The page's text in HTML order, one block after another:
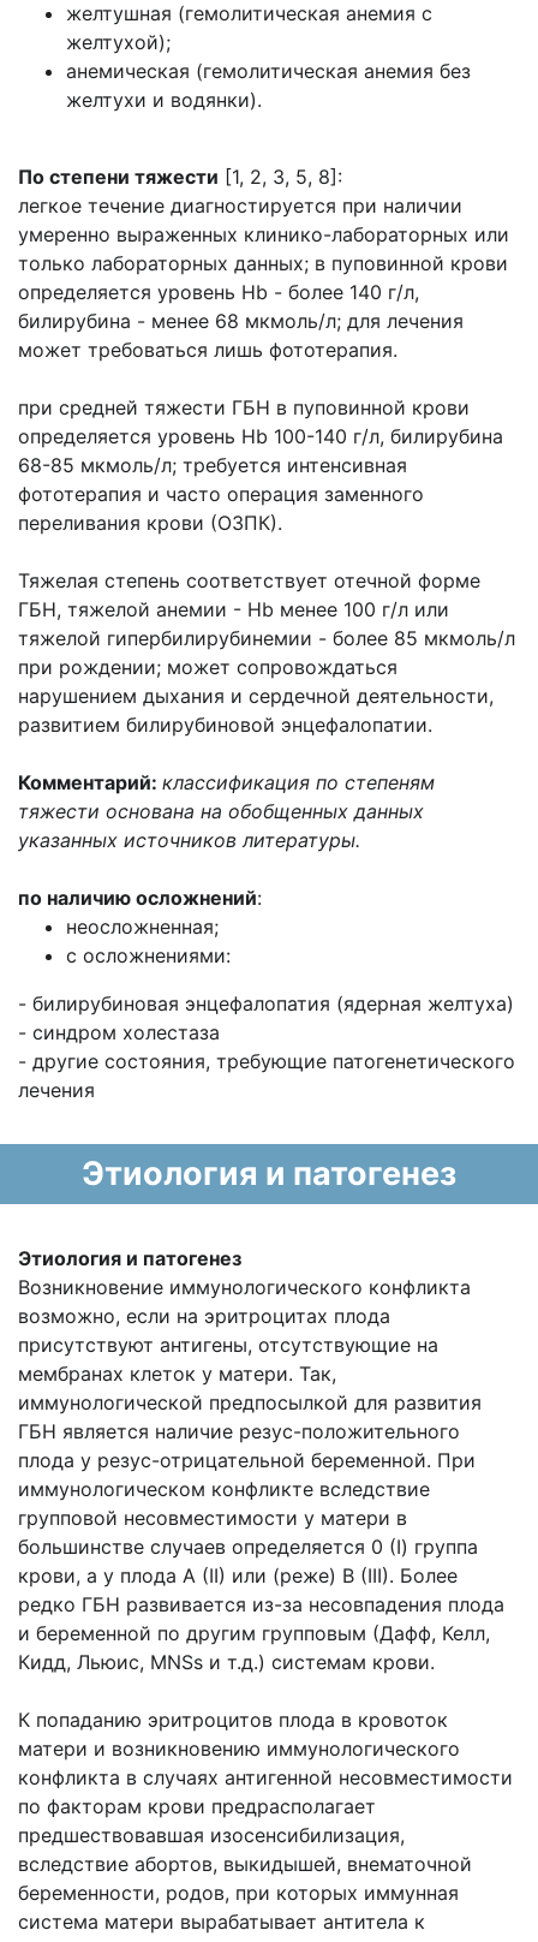
желтушная (гемолитическая анемия с
желтухой);
анемическая (гемолитическая анемия без
желтухи и водянки).
По степени тяжести [1, 2, 3, 5, 8]:
легкое течение диагностируется при наличии
умеренно выраженных клинико-лабораторных или
только лабораторных данных; в пуповинной крови
определяется уровень Нb - более 140 г/л,
билирубина - менее 68 мкмоль/л; для лечения
может требоваться лишь фототерапия.
при средней тяжести ГБН в пуповинной крови
определяется уровень Нb 100-140 г/л, билирубина
68-85 мкмоль/л; требуется интенсивная
фототерапия и часто операция заменного
переливания крови (ОЗПК).
Тяжелая степень соответствует отечной форме
ГБН, тяжелой анемии - Нb менее 100 г/л или
тяжелой гипербилирубинемии - более 85 мкмоль/л
при рождении; может сопровождаться
нарушением дыхания и сердечной деятельности,
развитием билирубиновой энцефалопатии.
Комментарий: классификация по степеням
тяжести основана на обобщенных данных
указанных источников литературы.
по наличию осложнений:
неосложненная;
с осложнениями:
- билирубиновая энцефалопатия (ядерная желтуха)
- синдром холестаза
- другие состояния, требующие патогенетического
лечения
Этиология и патогенез
Этиология и патогенез
Возникновение иммунологического конфликта
возможно, если на эритроцитах плода
присутствуют антигены, отсутствующие на
мембранах клеток у матери. Так,
иммунологической предпосылкой для развития
ГБН является наличие резус-положительного
плода у резус-отрицательной беременной. При
иммунологическом конфликте вследствие
групповой несовместимости у матери в
большинстве случаев определяется 0 (I) группа
крови, а у плода A (II) или (реже) B (III). Более
редко ГБН развивается из-за несовпадения плода
и беременной по другим групповым (Дафф, Келл,
Кидд, Льюис, MNSs и т.д.) системам крови.
К попаданию эритроцитов плода в кровоток
матери и возникновению иммунологического
конфликта в случаях антигенной несовместимости
по факторам крови предрасполагает
предшествовавшая изосенсибилизация,
вследствие абортов, выкидышей, внематочной
беременности, родов, при которых иммунная
система матери вырабатывает антитела к